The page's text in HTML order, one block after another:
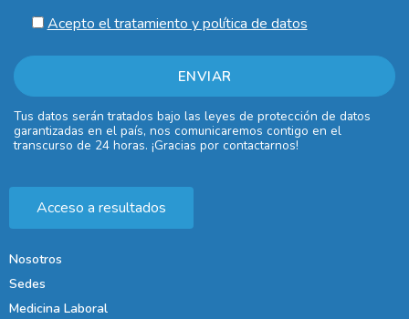
Acepto el tratamiento y política de datos
Tus datos serán tratados bajo las leyes de protección de datos
garantizadas en el país, nos comunicaremos contigo en el
transcurso de 24 horas. ¡Gracias por contactarnos!
Acceso a resultados
Nosotros
Sedes
Medicina Laboral